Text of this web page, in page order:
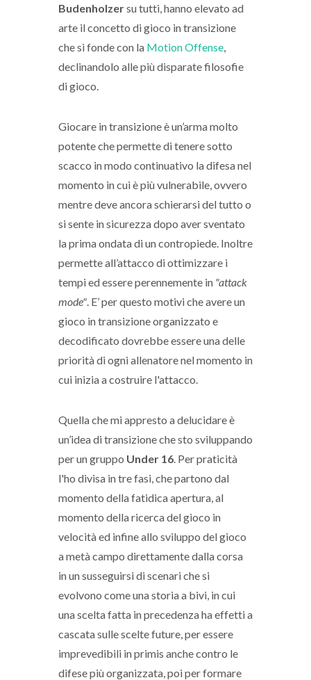
Budenholzersu tutti, hanno elevato ad
arte il concetto di gioco in transizione
che si fonde con la Motion Offense
declinandolo alle più disparate filosofie
di gioco.
Giocare in transizione è un’arma molto
potente che permette di tenere sotto
scacco in modo continuativo la difesa nel
momento in cui è più vulnerabile, ovvero
mentre deve ancora schierarsi del tutto o
si sente in sicurezza dopo aver sventato
la prima ondata di un contropiede. Inoltre
permette all’attacco di ottimizzare i
tempi ed essere perennemente in "attack
mode" . E’ per questo motivi che avere un
gioco in transizione organizzato e
decodificato dovrebbe essere una delle
priorità di ogni allenatore nel momento in
cui inizia a costruire l'attacco.
Quella che mi appresto a delucidare è
un’idea di transizione che sto sviluppando
per un gruppo Under 16 . Per praticità
l'ho divisa in tre fasi, che partono dal
momento della fatidica apertura, al
momento della ricerca del gioco in
velocità ed infine allo sviluppo del gioco
a metà campo direttamente dalla corsa
in un susseguirsi di scenari che si
evolvono come una storia a bivi, in cui
una scelta fatta in precedenza ha effetti a
cascata sulle scelte future, per essere
imprevedibili in primis anche contro le
difese più organizzata, poi per formare